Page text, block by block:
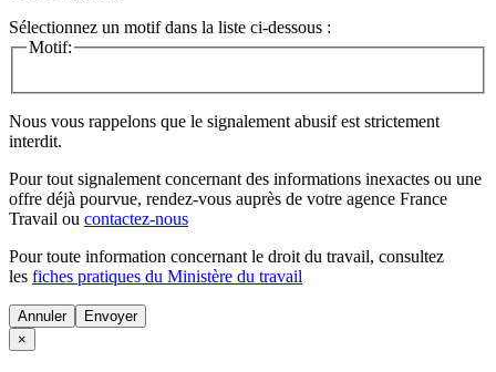
Sélectionnez un motif dans la liste ci-dessous :
Motif:
Nous vous rappelons que le signalement abusif est strictement
interdit.
Pour tout signalement concernant des informations inexactes ou une
offre déjà pourvue, rendez-vous auprès de votre agence France
Travail ou contactez-nous
Pour toute information concernant le droit du travail, consultez
les fiches pratiques du Ministère du travail
Annuler
×